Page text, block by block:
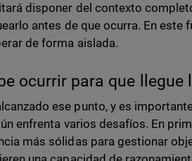
disponer del contexto
antes de que ocurra. En este
de forma aislada.
ocurrir para que llegue
ese punto, y es
enfrenta varios desafíos. En
más sólidas para gestionar